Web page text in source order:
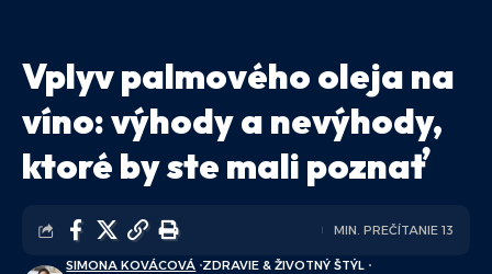
Vplyv palmového oleja na
víno: výhody a nevýhody,
ktoré by ste mali poznať
SIMONA KOVÁCOVÁ ZDRAVIE & ŽIVOTNÝ ŠTÝL
MIN. PREČÍTANIE 13